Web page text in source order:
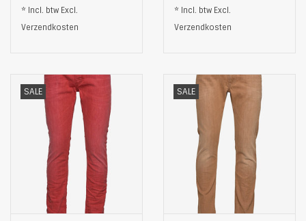
* Incl. btw Excl.
Verzendkosten
* Incl. btw Excl.
Verzendkosten
SALE SALE